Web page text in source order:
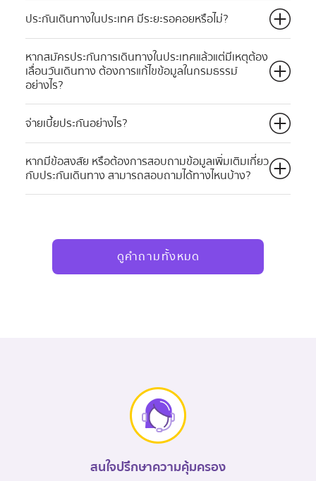
ประกันเดินทางในประเทศ มีระยะรอคอยหรือไม่?
หากสมัครประกันการเดินทางในประเทศแล้วแต่มีเหตุต้อง
เลื่อนวันเดินทาง ต้องการแก้ไขข้อมูลในกรมธรรม์
อย่างไร?
จ่ายเบี้ยประกันอย่างไร?
หากมีข้อสงสัย หรือต้องการสอบถามข้อมูลเพิ่มเติมเกี่ยว
กับประกันเดินทาง สามารถสอบถามได้ทางไหนบ้าง?
ดูคำถามทั้งหมด
สนใจปรึกษาความคุ้มครอง